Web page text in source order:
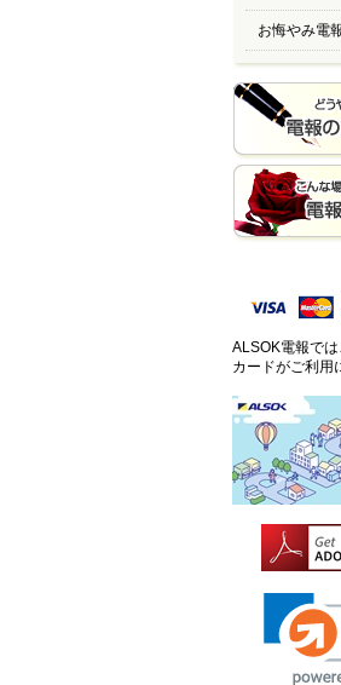
お悔やみ電
ALSOK電報で
カードがご利用